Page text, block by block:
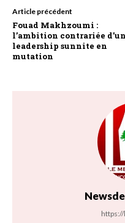
Article précédent
Fouad Makhzoumi :
l’ambition contrariée d’un
leadership sunnite en
mutation